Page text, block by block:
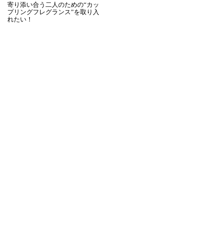
寄り添い合う二人のための“カッ
プリングフレグランス”を取り入
れたい！